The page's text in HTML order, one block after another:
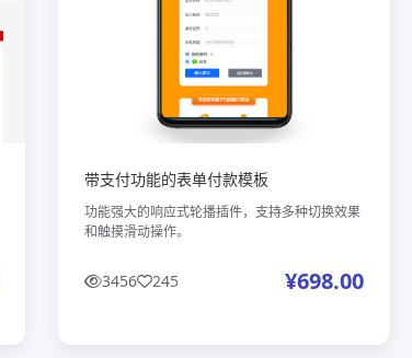
带支付功能的表单付款模板
功能强大的响应式轮播插件，支持多种切换效果
和触摸滑动操作。
3456 245 ¥698.00